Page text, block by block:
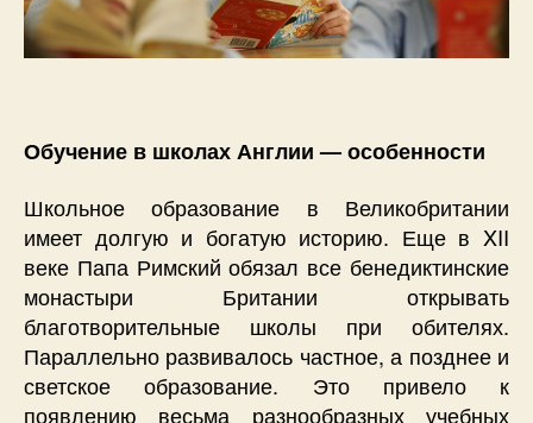
Обучение в школах Англии — особенности
Школьное образование в Великобритании
имеет долгую и богатую историю. Еще в XII
веке Папа Римский обязал все бенедиктинские
монастыри Британии открывать
благотворительные школы при обителях.
Параллельно развивалось частное, а позднее и
светское образование. Это привело к
появлению весьма разнообразных учебных